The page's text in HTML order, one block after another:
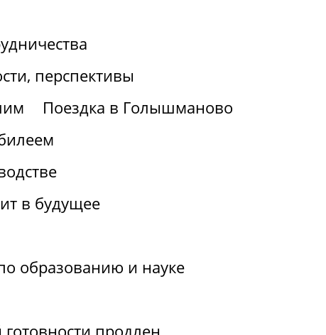
перспективы
Поездка в Голышманово
в будущее
образованию и науке
продлен